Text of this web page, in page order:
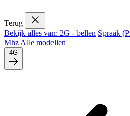
Terug
Bekijk alles van: 2G - bellen Spraak
Mhz Alle modellen
4G